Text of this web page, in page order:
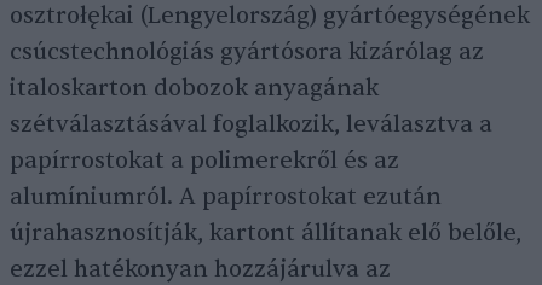
osztrołękai (Lengyelország) gyártóegységének
csúcstechnológiás gyártósora kizárólag az
italoskarton dobozok anyagának
szétválasztásával foglalkozik, leválasztva a
papírrostokat a polimerekről és az
alumíniumról. A papírrostokat ezután
újrahasznosítják, kartont állítanak elő belőle,
ezzel hatékonyan hozzájárulva az